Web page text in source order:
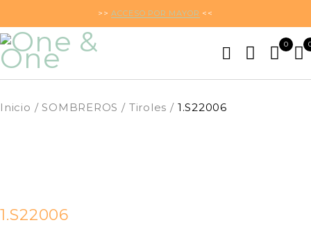
>>ACCESO POR MAYOR <<
0
Inicio / SOMBREROS / Tiroles / 1.S22006
1.S22006